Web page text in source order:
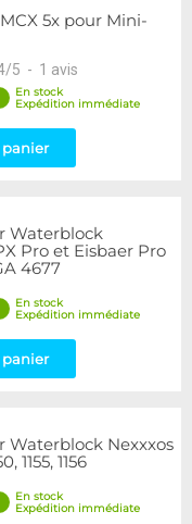
5x pour Mini-
/5 - 1 avis
En stock
Expédition immédiate
panier
Waterblock
Pro et Eisbaer Pro
4677
En stock
Expédition immédiate
panier
Waterblock Nexxxos
1155, 1156
En stock
Expédition immédiate